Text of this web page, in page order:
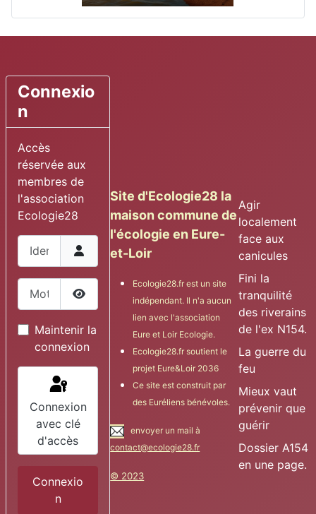
Connexio
n
Accès
réservée aux
membres de
l'association
Ecologie28
Identifiant
Mot de passe
Afficher le mot de passe
Maintenir la
connexion
Connexion
avec clé
d'accès
Connexio
n
Site d'Ecologie28 la
maison commune de
l'écologie en Eure-
et-Loir
Ecologie28.fr est un site
indépendant. Il n'a aucun
lien avec l'association
Eure et Loir Ecologie.
Ecologie28.fr soutient le
projet Eure&Loir 2036
Ce site est construit par
des Euréliens bénévoles.
envoyer un mail à
contact@ecologie28.fr
© 2023
Agir
localement
face aux
canicules
Fini la
tranquilité
des riverains
de l'ex N154.
La guerre du
feu
Mieux vaut
prévenir que
guérir
Dossier A154
en une page.